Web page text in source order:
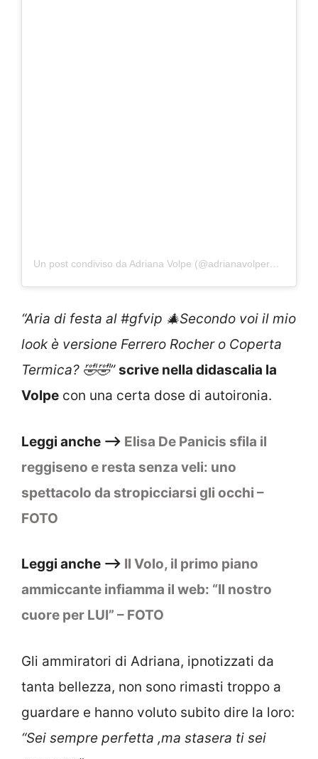
Un post condiviso da Adriana Volpe (@adrianavolpereal)
“Aria di festa al #gfvip 🎄Secondo voi il mio
look è versione Ferrero Rocher o Coperta
Termica? 🤣🤣” scrive nella didascalia la
Volpe con una certa dose di autoironia.
Leggi anche –> Elisa De Panicis sfila il
reggiseno e resta senza veli: uno
spettacolo da stropicciarsi gli occhi –
FOTO
Leggi anche –> Il Volo, il primo piano
ammiccante infiamma il web: “Il nostro
cuore per LUI” – FOTO
Gli ammiratori di Adriana, ipnotizzati da
tanta bellezza, non sono rimasti troppo a
guardare e hanno voluto subito dire la loro:
“Sei sempre perfetta ,ma stasera ti sei